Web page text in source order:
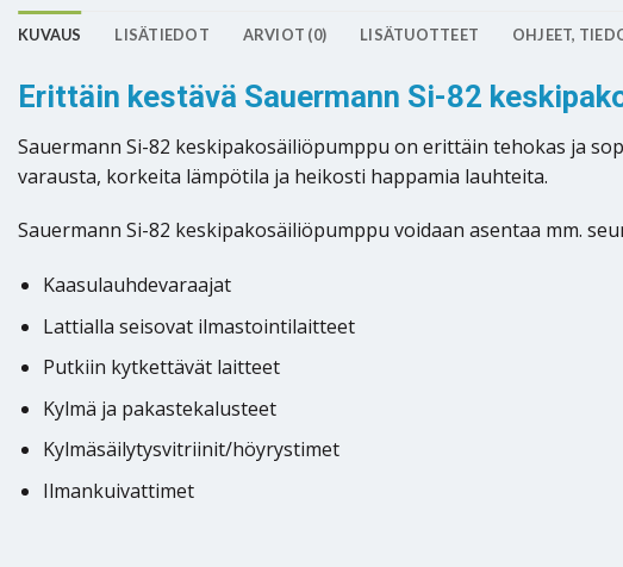
KUVAUS LISÄTIEDOT ARVIOT (0) LISÄTUOTTEET OHJEET,
Erittäin kestävä Sauermann Si-82
Sauermann Si-82 keskipakosäiliöpumppu on erittäin tehokas ja
varausta, korkeita lämpötila ja heikosti happamia lauhteita.
Sauermann Si-82 keskipakosäiliöpumppu voidaan asentaa mm.
Kaasulauhdevaraajat
Lattialla seisovat ilmastointilaitteet
Putkiin kytkettävät laitteet
Kylmä ja pakastekalusteet
Kylmäsäilytysvitriinit/höyrystimet
Ilmankuivattimet